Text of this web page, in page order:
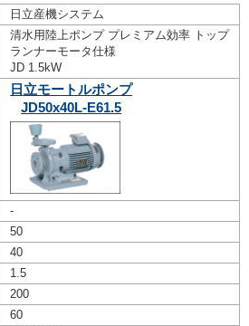
日立産機システム
清水用陸上ポンプ プレミアム効率 トップ
ランナーモータ仕様
JD 1.5kW
日立モートルポンプ
JD50x40L-E61.5
-
50
40
1.5
200
60